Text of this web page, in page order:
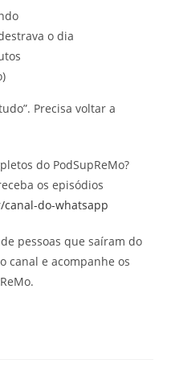
o dia
Precisa voltar a
do PodSupReMo?
os episódios
do-whatsapp
pessoas que saíram do
canal e acompanhe os